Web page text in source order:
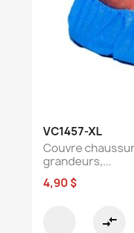
VC1457-XL
Couvre
grandeurs,...
4,90 $
compare_arrows